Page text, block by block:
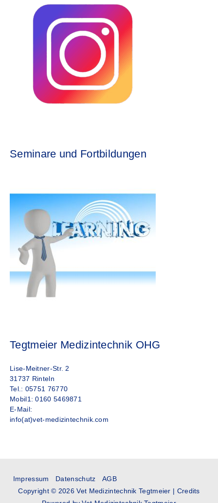
Seminare und Fortbildungen
Tegtmeier Medizintechnik OHG
Lise-Meitner-Str. 2
31737 Rinteln
Tel.: 05751 76770
Mobil1: 0160 5469871
E-Mail:
info(at)vet-medizintechnik.com
Impressum Datenschutz
AGB
Copyright © 2026Vet Medizintechnik Tegtmeier | Credits